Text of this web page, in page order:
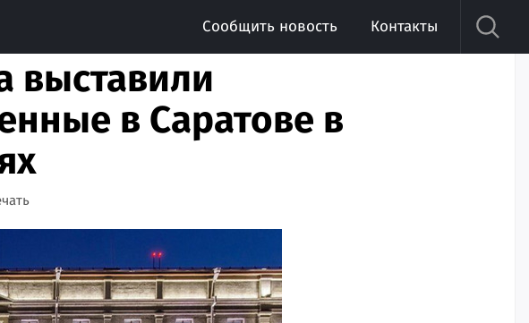
Сообщить новость Контакты
выставили
в Саратове в